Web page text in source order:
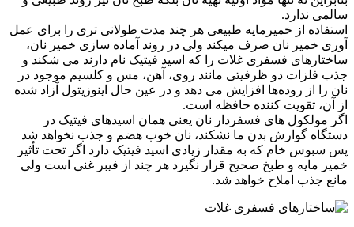
سالمی ندارد.
استفاده از خمیرمایه طبیعی هر چند مدت طولانی تری را برای عمل
آوری خمیر نان صرف میکند ولی در روند آماده سازی خمیر نان،
ساختارهای فسفری غلات را که اسید فیتیک نام دارند می شکند و
جذب فلزات دو ظرفیتی مانند روی، آهن، مس و کلسیم موجود در
نان را از روده‌ها افزایش می دهد و در عین حال اینوزیتول آزاد شده
از آن، تقویت کننده حافظه است.
اگر مولکول های فسفردار نان یعنی همان اسیدهای فیتیک در
دستگاه گوارش بدن ما نشکند، نان خوب هضم و جذب نخواهد شد
پس سبوس خام که به مقدار زیادی اسید فیتیک دارد اگر تحت تأثیر
خمیر مایه و طبخ صحیح قرار نگیرد هر چند از فیبر غنی است ولی
مانع جذب املاح خواهد شد.